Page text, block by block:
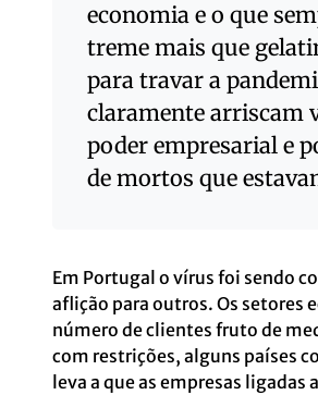
economia e o que
treme mais que
para travar a
claramente arriscam
poder empresarial e
de mortos que
Em Portugal o vírus foi sendo
aflição para outros. Os setores
número de clientes fruto de
com restrições, alguns países
leva a que as empresas